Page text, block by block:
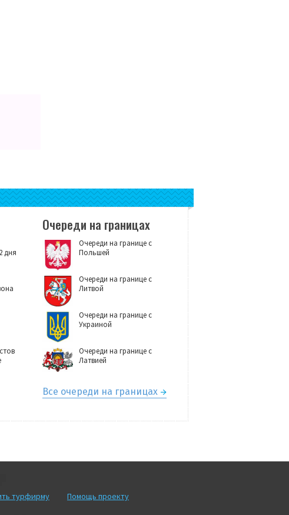
дня
Очереди на границах
Очереди на границе с
Польшей
Очереди на границе с
Литвой
Очереди на границе с
Украиной
Очереди на границе с
Латвией
Все очереди на границах
турфирму Помощь проекту